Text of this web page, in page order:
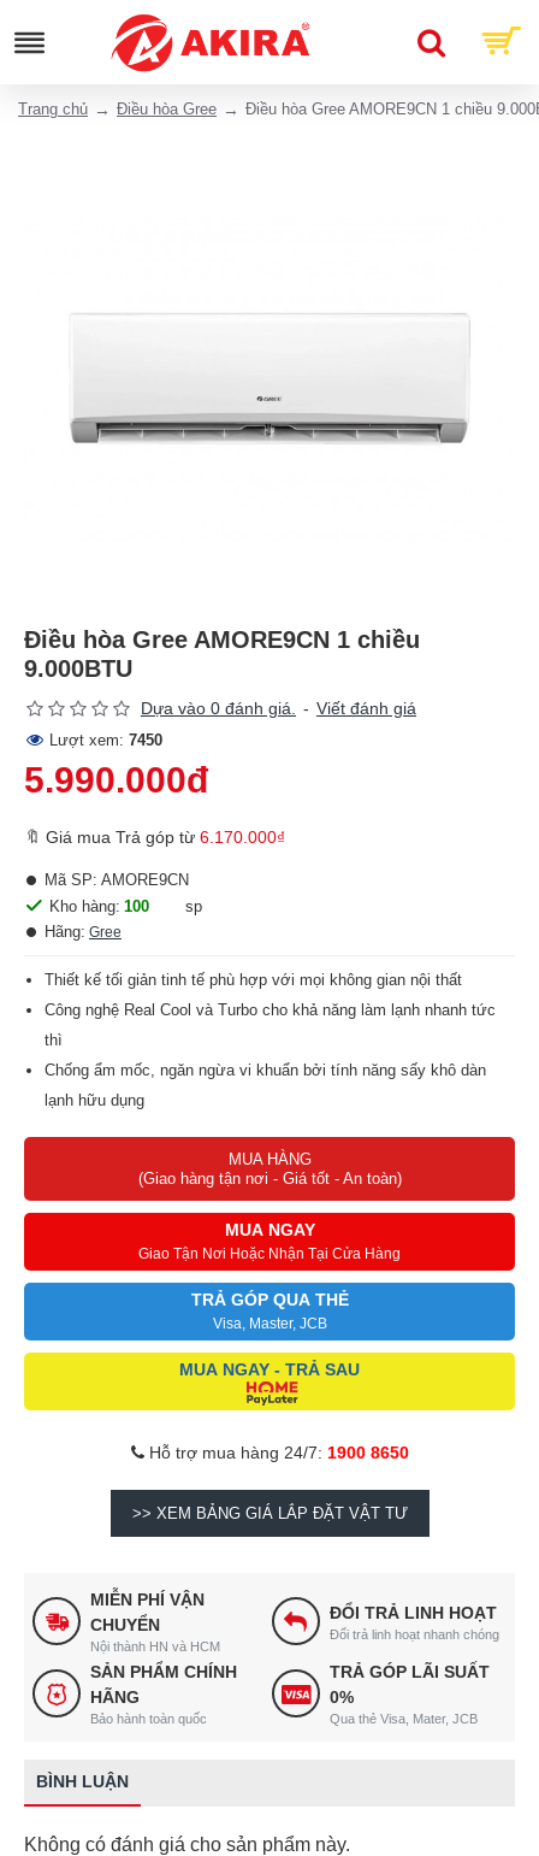
Trang chủ Điều hòa Gree Điều hòa Gree AMORE9CN 1 chiều
Điều hòa Gree AMORE9CN 1 chiều
9.000BTU
Dựa vào 0 đánh giá. - Viết đánh giá
Lượt xem: 7450
5.990.000đ
🔖 Giá mua Trả góp từ 6.170.000₫
Kho hàng: 100
sp
Hãng: Gree
Mã SP: AMORE9CN
Thiết kế tối giản tinh tế phù hợp với mọi không gian nội thất
Công nghệ Real Cool và Turbo cho khả năng làm lạnh nhanh tức
thì
Chống ẩm mốc, ngăn ngừa vi khuẩn bởi tính năng sấy khô dàn
lạnh hữu dụng
Dàn tản nhiệt phủ lớp Golden Fin cho khả năng vận hành bền bỉ
Tiết kiệm thời gian và chi phí cùng tính năng tự động phát hiện và
MUA HÀNG
(Giao hàng tận nơi - Giá tốt - An toàn)
MUA NGAY
Giao Tận Nơi Hoặc Nhận Tại Cửa Hàng
TRẢ GÓP QUA THẺ
Visa, Master, JCB
MUA NGAY - TRẢ SAU
Hỗ trợ mua hàng 24/7: 1900 8650
>> XEM BẢNG GIÁ LẮP ĐẶT VẬT TƯ
MIỄN PHÍ VẬN
CHUYỂN
Nội thành HN và HCM
ĐỔI TRẢ LINH HOẠT
Đổi trả linh hoạt nhanh chóng
SẢN PHẨM CHÍNH
HÃNG
Bảo hành toàn quốc
TRẢ GÓP LÃI SUẤT
0%
Qua thẻ Visa, Mater, JCB
BÌNH LUẬN
Không có đánh giá cho sản phẩm này.